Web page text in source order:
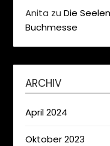
Anita zuDie
Buchmesse
ARCHIV
April 2024
Oktober 2023